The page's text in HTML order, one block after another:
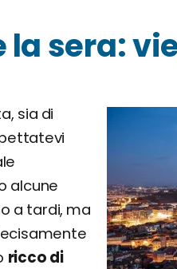
sera:
sia di
alcune
a tardi, ma
ricco di